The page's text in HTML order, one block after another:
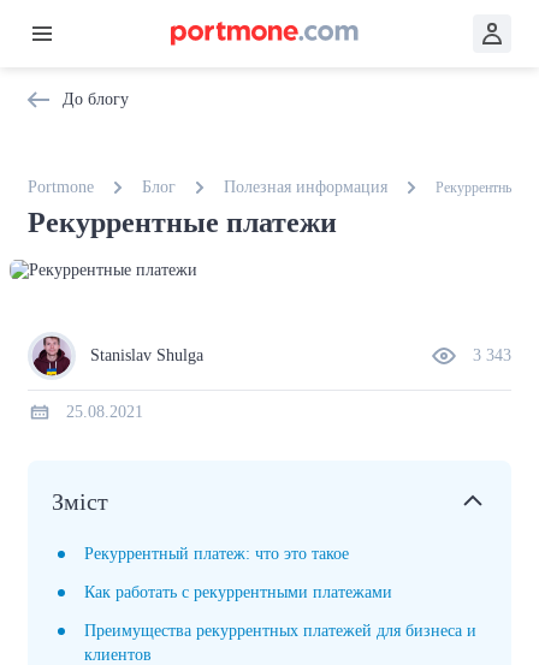
До блогу
Portmone Блог Полезная информация Рекуррентные
Рекуррентные платежи
Stanislav Shulga 3 343
25.08.2021
Зміст
Рекуррентный платеж: что это такое
Как работать с рекуррентными платежами
Преимущества рекуррентных платежей для бизнеса и
клиентов